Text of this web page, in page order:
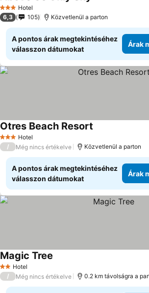
3 Kategória
Hotel
6,3 105 Közvetlenül a parton
A pontos árak megtekintéséhez
válasszon dátumokat
Árak
3 Kategória
Hotel
Otres Beach Resort
/ Még nincs értékelve Közvetlenül a parton
A pontos árak megtekintéséhez
válasszon dátumokat
Árak
2 Kategória
Hotel
Magic Tree
/ Még nincs értékelve 0.2 km távolságra a